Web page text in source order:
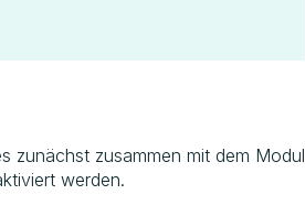
zunächst zusammen mit dem Modul
werden.